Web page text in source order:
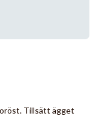
Tillsätt ägget